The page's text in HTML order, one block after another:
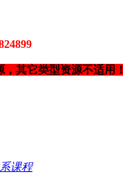
其它类型资源不适用！